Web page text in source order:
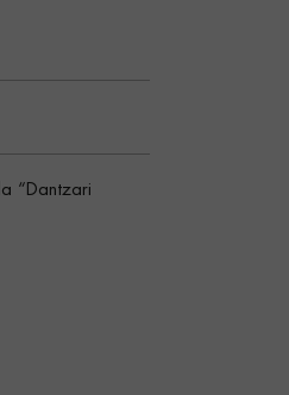
“Dantzari